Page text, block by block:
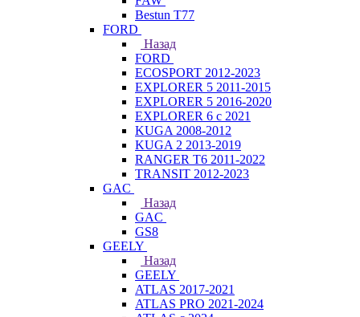
Bestun T77
FORD
Назад
FORD
ECOSPORT 2012-2023
EXPLORER 5 2011-2015
EXPLORER 5 2016-2020
EXPLORER 6 с 2021
KUGA 2008-2012
KUGA 2 2013-2019
RANGER T6 2011-2022
TRANSIT 2012-2023
GAC
Назад
GAC
GS8
GEELY
Назад
GEELY
ATLAS 2017-2021
ATLAS PRO 2021-2024